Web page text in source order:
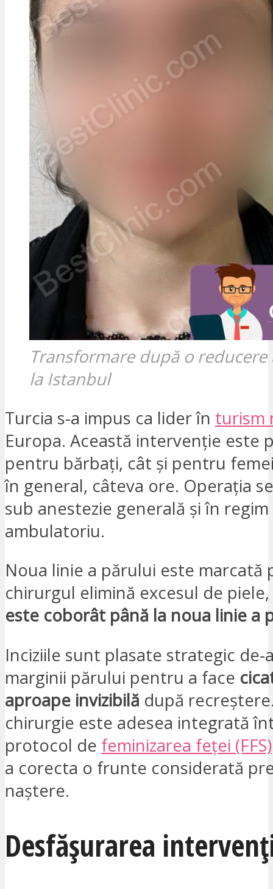
Transformare după o
la Istanbul
Turcia s-a impus ca lider în turism
Europa. Această intervenție este
pentru bărbați, cât și pentru
în general, câteva ore. Operația
sub anestezie generală și în regim
ambulatoriu.
Noua linie a părului este marcată
chirurgul elimină excesul de
este coborât până la noua linie a
Inciziile sunt plasate strategic de-
marginii părului pentru a face
aproape invizibilă după
chirurgie este adesea integrată
protocol de feminizarea feței (FFS)
a corecta o frunte considerată
naștere.
Desfășurarea